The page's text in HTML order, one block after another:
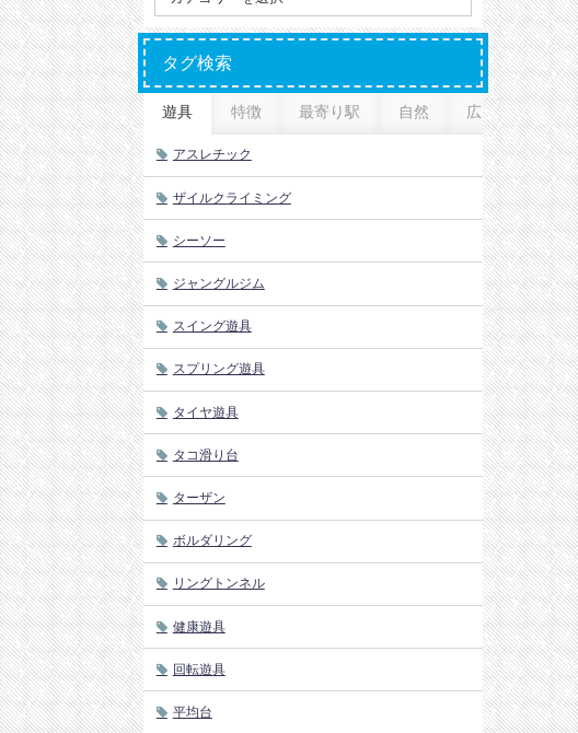
タグ検索
遊具 特徴 最寄り駅 自然 広さ
アスレチック
ザイルクライミング
シーソー
ジャングルジム
スイング遊具
スプリング遊具
タイヤ遊具
タコ滑り台
ターザン
ボルダリング
リングトンネル
健康遊具
回転遊具
平均台